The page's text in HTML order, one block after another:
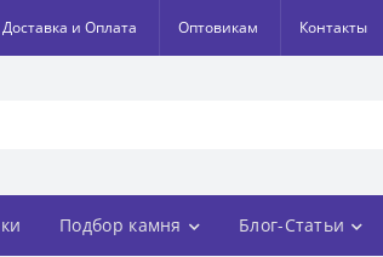
Доставка и Оплата Оптовикам Контакты
Подбор камня Блог-Статьи